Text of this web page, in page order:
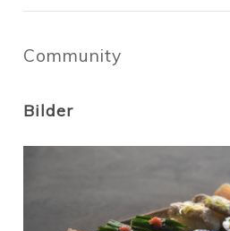
Community
Bilder